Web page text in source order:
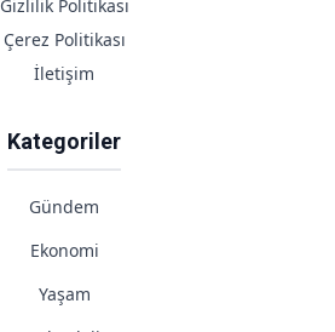
Gizlilik Politikası
Çerez Politikası
İletişim
Kategoriler
Gündem
Ekonomi
Yaşam